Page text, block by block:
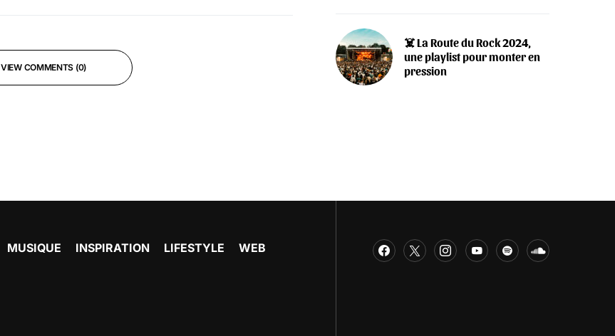
VIEW COMMENTS (0)
‍☠️ La Route du Rock 2024,
une playlist pour monter en
pression
MUSIQUE INSPIRATION LIFESTYLE WEB